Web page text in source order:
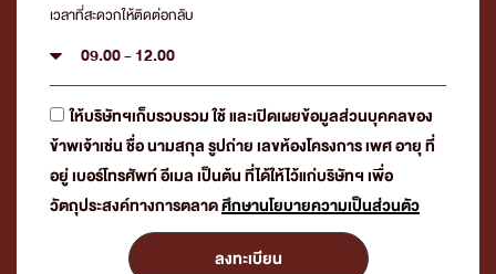
เวลาที่สะดวกให้ติดต่อกลับ
ให้บริษัทฯเก็บรวบรวม ใช้ และเปิดเผยข้อมูลส่วนบุคคลของ
ข้าพเจ้าเช่น ชื่อ นามสกุล รูปถ่าย เลขห้องโครงการ เพศ อายุ ที่
อยู่ เบอร์โทรศัพท์ อีเมล เป็นต้น ที่ได้ให้ไว้แก่บริษัทฯ เพื่อ
วัตถุประสงค์ทางการตลาดศึกษานโยบายความเป็นส่วนตัว
ลงทะเบียน